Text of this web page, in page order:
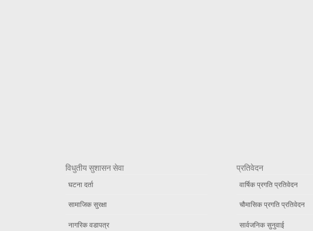
विधुतीय सुशासन सेवा
घटना दर्ता
सामाजिक सुरक्षा
नागरिक वडापत्र
प्रतिवेदन
वार्षिक प्रगति प्रतिवेदन
चौमासिक प्रगति प्रतिवेदन
सार्वजनिक सुनुवाई